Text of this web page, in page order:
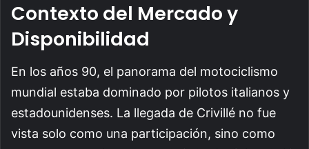
Contexto del Mercado y
Disponibilidad
En los años 90, el panorama del motociclismo
mundial estaba dominado por pilotos italianos y
estadounidenses. La llegada de Crivillé no fue
vista solo como una participación, sino como